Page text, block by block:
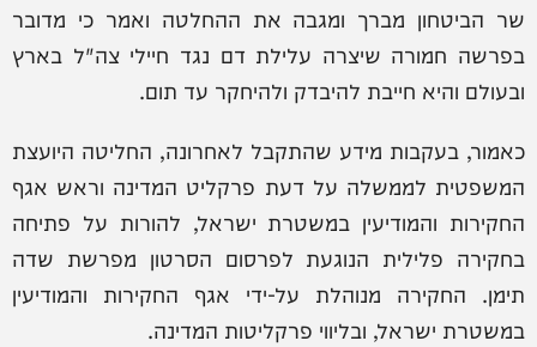
שר הביטחון מברך ומגבה את ההחלטה ואמר כי מדובר
בפרשה חמורה שיצרה עלילת דם נגד חיילי צה"ל בארץ
ובעולם והיא חייבת להיבדק ולהיחקר עד תום.
כאמור, בעקבות מידע שהתקבל לאחרונה, החליטה היועצת
המשפטית לממשלה על דעת פרקליט המדינה וראש אגף
החקירות והמודיעין במשטרת ישראל, להורות על פתיחה
בחקירה פלילית הנוגעת לפרסום הסרטון מפרשת שדה
תימן. החקירה מנוהלת על-ידי אגף החקירות והמודיעין
במשטרת ישראל, ובליווי פרקליטות המדינה.